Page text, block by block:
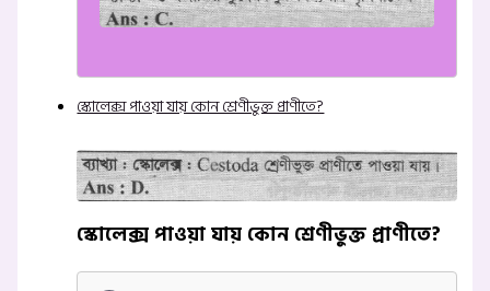
স্কোলেক্স পাওয়া যায় কোন শ্রেণীভুক্ত প্রাণীতে?
স্কোলেক্স পাওয়া যায় কোন শ্রেণীভুক্ত প্রাণীতে?